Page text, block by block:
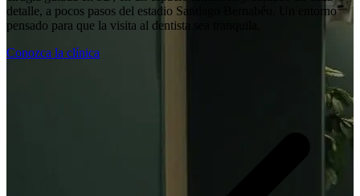
detalle, a pocos pasos del estadio Santiago Bernabéu. Un entorno
pensado para que la visita al dentista sea tranquila.
Conozca la clínica